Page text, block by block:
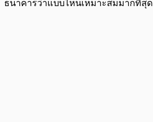
ธนาคารว่าแบบไหนเหมาะสมมากที่สุด